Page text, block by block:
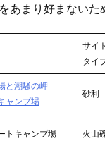
あまり好まないた
サイト
タイ
と潮騒の岬
ャンプ場
砂利
トキャンプ場 火山